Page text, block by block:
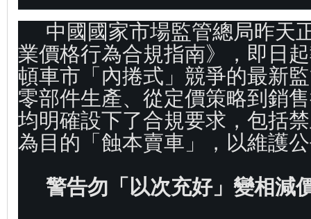
中國國家市場監管總局昨天
業價格行為合規指南》，即日
頓車市「內捲式」競爭的最新
零部件生產、從定價策略到銷
均明確設下了合規要求，包括
為目的「蝕本賣車」，以維護
警告勿「以次充好」變相減